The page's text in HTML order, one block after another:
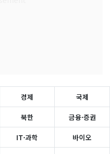
경제 국제
북한 금융·증권
IT·과학 바이오